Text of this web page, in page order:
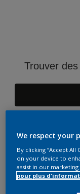
Trouver
We respect your
By clicking “Accept
on your device to
assist in our marketing
pour plus